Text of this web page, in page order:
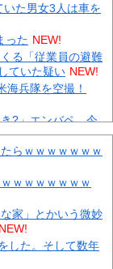
いた男女3人は車を
った NEW!
る「従業員の避難
ていた疑い NEW!
兵隊を空撮！
?」エンバペ、今
は!?【海外の反
チがネタバレ報道
ン（PU）を搭載
稿ｗｗｗｗｗｗｗ
らｗｗｗｗｗｗｗ
ｗｗｗｗｗｗｗ
家」とかいう微妙
NEW!
した。そして数年